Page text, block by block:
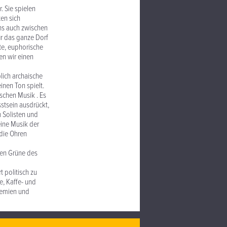
Sie spielen
sich
auch zwischen
das ganze Dorf
euphorische
wir einen
archaische
Ton spielt.
Musik . Es
ausdrückt,
und
Musik der
Ohren
Grüne des
politisch zu
Kaffe- und
und